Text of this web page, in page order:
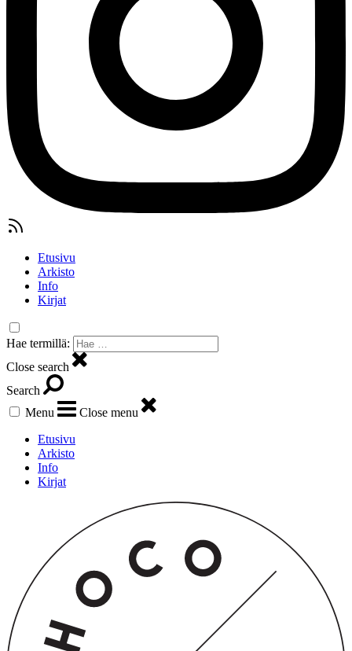
Etusivu
Arkisto
Info
Kirjat
Hae termillä:
Close search
Search
Menu
Close menu
Etusivu
Arkisto
Info
Kirjat